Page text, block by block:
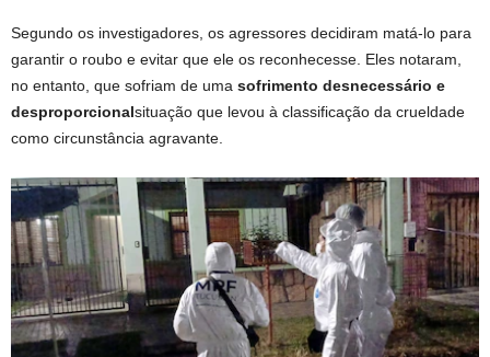
Segundo os investigadores, os agressores decidiram matá-lo para
garantir o roubo e evitar que ele os reconhecesse. Eles notaram,
no entanto, que sofriam de uma sofrimento desnecessário e
desproporcionalsituação que levou à classificação da crueldade
como circunstância agravante.